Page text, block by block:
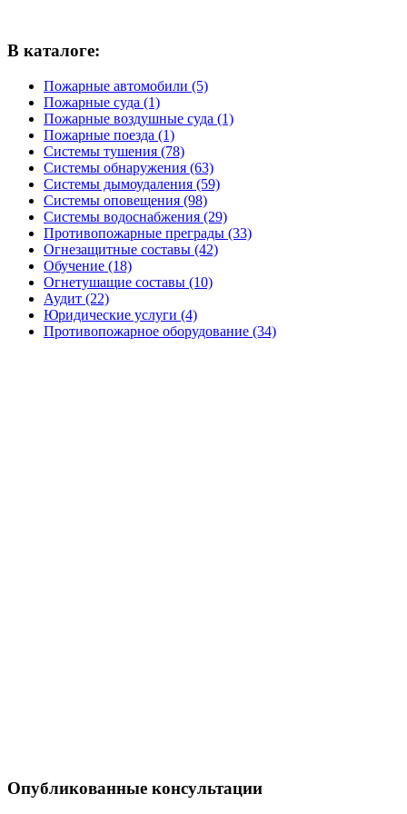
В каталоге:
Пожарные автомобили (5)
Пожарные суда (1)
Пожарные воздушные суда (1)
Пожарные поезда (1)
Системы тушения (78)
Системы обнаружения (63)
Системы дымоудаления (59)
Системы оповещения (98)
Системы водоснабжения (29)
Противопожарные преграды (33)
Огнезащитные составы (42)
Обучение (18)
Огнетушащие составы (10)
Аудит (22)
Юридические услуги (4)
Противопожарное оборудование (34)
Опубликованные консультации